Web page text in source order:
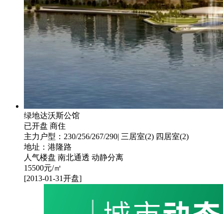
绿地达沃斯公馆
已开盘 商住
主力户型：230/256/267/290| 三居室(2) 四居室(2)
地址：港隆路
人气楼盘 南北通透 动静分离
15500元/㎡
[2013-01-31开盘]